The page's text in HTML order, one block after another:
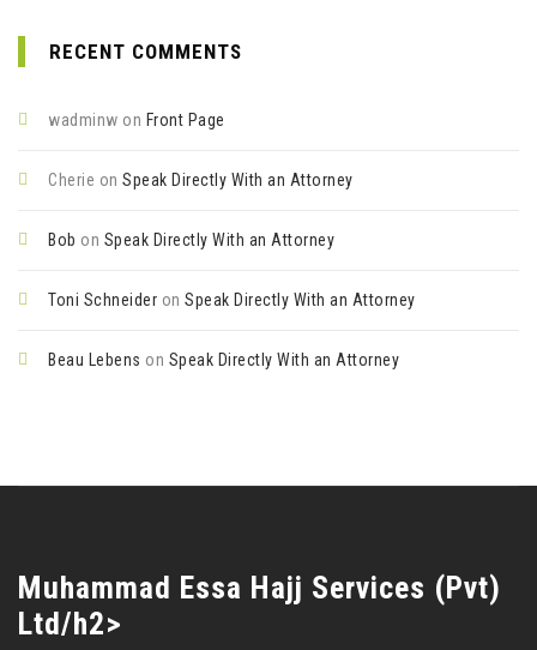
RECENT COMMENTS
wadminw on Front Page
Cherie on Speak Directly With an Attorney
Bob on Speak Directly With an Attorney
Toni Schneider on Speak Directly With an Attorney
Beau Lebens on Speak Directly With an Attorney
Muhammad Essa Hajj Services (Pvt)
Ltd/h2>